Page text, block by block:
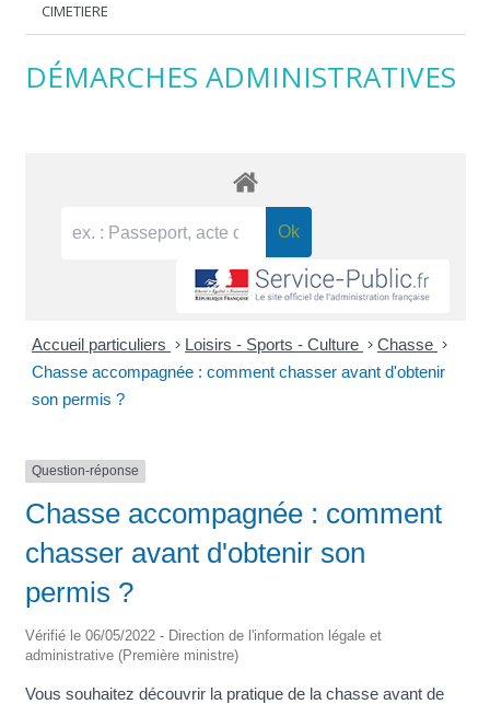
CIMETIERE
DÉMARCHES ADMINISTRATIVES
Accueil particuliers > Loisirs - Sports - Culture > Chasse >
Chasse accompagnée : comment chasser avant d'obtenir
son permis ?
Question-réponse
Chasse accompagnée : comment
chasser avant d'obtenir son
permis ?
Vérifié le 06/05/2022 - Direction de l'information légale et
administrative (Première ministre)
Vous souhaitez découvrir la pratique de la chasse avant de